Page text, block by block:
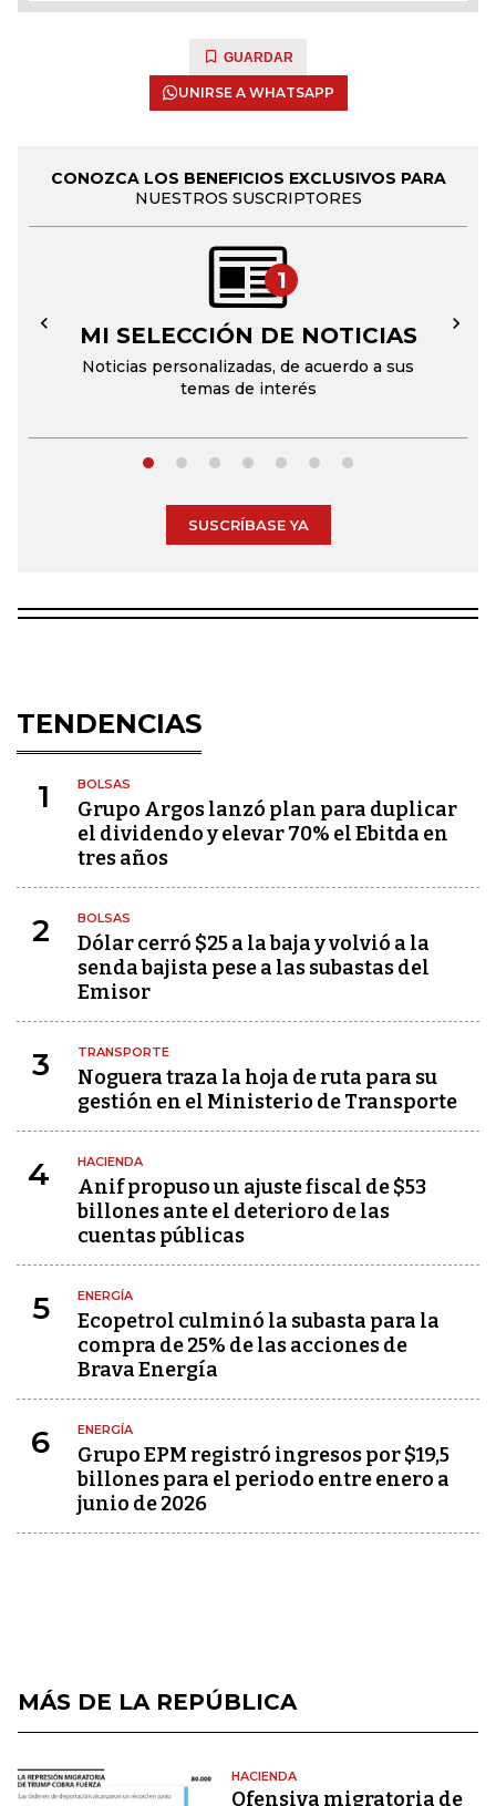
GUARDAR
UNIRSE A WHATSAPP
CONOZCA LOS BENEFICIOS EXCLUSIVOS PARA
NUESTROS SUSCRIPTORES
1
MI SELECCIÓN DE NOTICIAS
Noticias personalizadas, de acuerdo a sus
temas de interés
← →
SUSCRÍBASE YA
TENDENCIAS
1 BOLSAS
Grupo Argos lanzó plan para duplicar
el dividendo y elevar 70% el Ebitda en
tres años
2 BOLSAS
Dólar cerró $25 a la baja y volvió a la
senda bajista pese a las subastas del
Emisor
3 TRANSPORTE
Noguera traza la hoja de ruta para su
gestión en el Ministerio de Transporte
4 HACIENDA
Anif propuso un ajuste fiscal de $53
billones ante el deterioro de las
cuentas públicas
5 ENERGÍA
Ecopetrol culminó la subasta para la
compra de 25% de las acciones de
Brava Energía
6 ENERGÍA
Grupo EPM registró ingresos por $19,5
billones para el periodo entre enero a
junio de 2026
MÁS DE LA REPÚBLICA
HACIENDA
Ofensiva migratoria de